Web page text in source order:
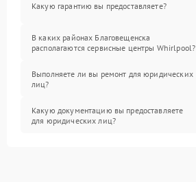
Какую гарантию вы предоставляете?
В каких районах Благовещенска
располагаются сервисные центры Whirlpool?
Выполняете ли вы ремонт для юридических
лиц?
Какую документацию вы предоставляете
для юридических лиц?